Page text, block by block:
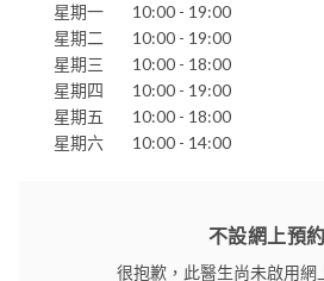
星期一
10:00 - 19:00
星期二
10:00 - 19:00
星期三
10:00 - 18:00
星期四
10:00 - 19:00
星期五
10:00 - 18:00
星期六
10:00 - 14:00
不設網上預約
很抱歉，此醫生尚未啟用網